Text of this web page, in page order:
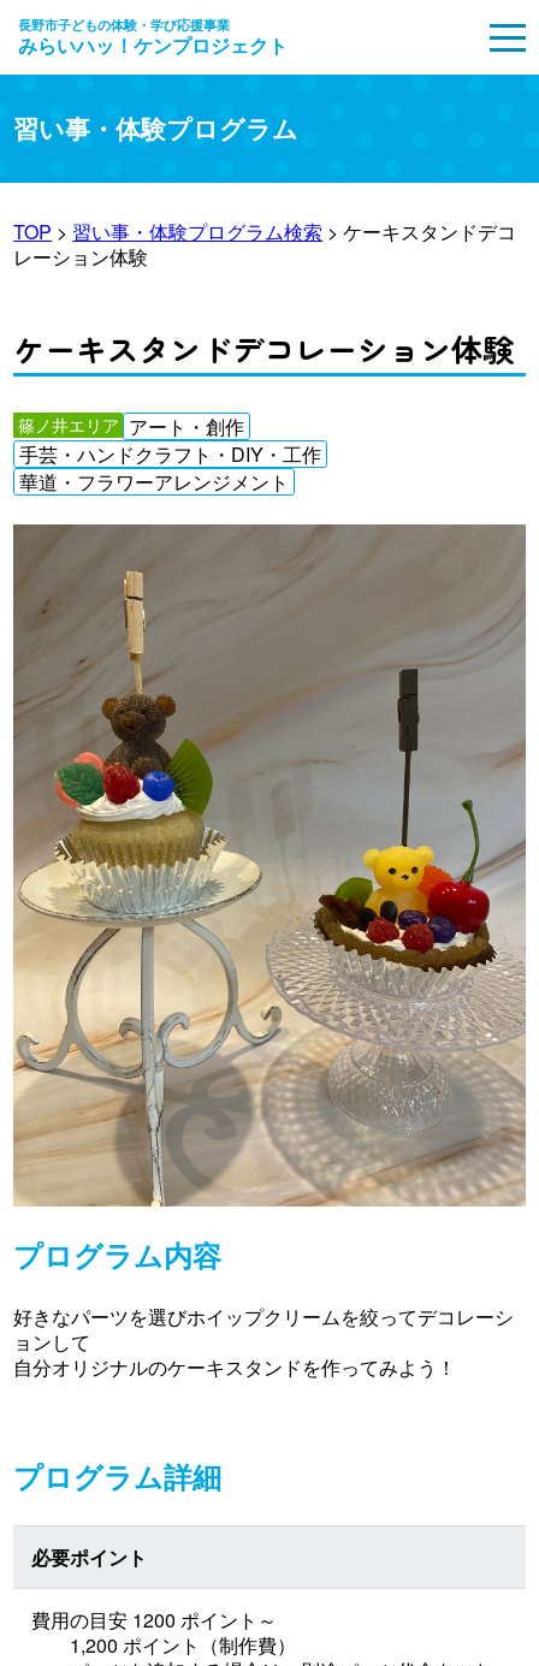
長野市子どもの体験・学び応援事業
みらいハッ！ケンプロジェクト
習い事・体験プログラム
TOP > 習い事・体験プログラム検索 > ケーキスタンドデコ
レーション体験
ケーキスタンドデコレーション体験
篠ノ井エリア アート・創作
手芸・ハンドクラフト・DIY・工作
華道・フラワーアレンジメント
プログラム内容
好きなパーツを選びホイップクリームを絞ってデコレーシ
ョンして
自分オリジナルのケーキスタンドを作ってみよう！
プログラム詳細
必要ポイント
費用の目安 1200 ポイント～
1,200 ポイント（制作費）